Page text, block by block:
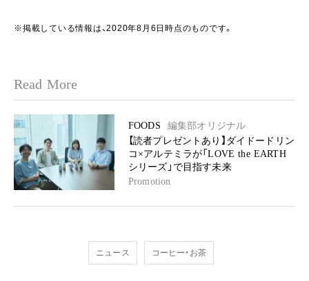
※掲載している情報は、2020年8月6日時点のものです。
Read More
FOODS
編集部オリジナル
【読者プレゼントあり】ダイドードリン
コ×アルテミラが「LOVE the EARTH
シリーズ」で目指す未来
Promotion
ニュース コーヒー・お茶